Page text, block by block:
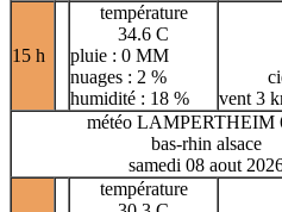
15 h
température
34.6 C
pluie : 0 MM
nuages : 2 %
humidité : 18 %
vent 3
météo LAMPERTHEIM
bas-rhin alsace
samedi 08 aout
température